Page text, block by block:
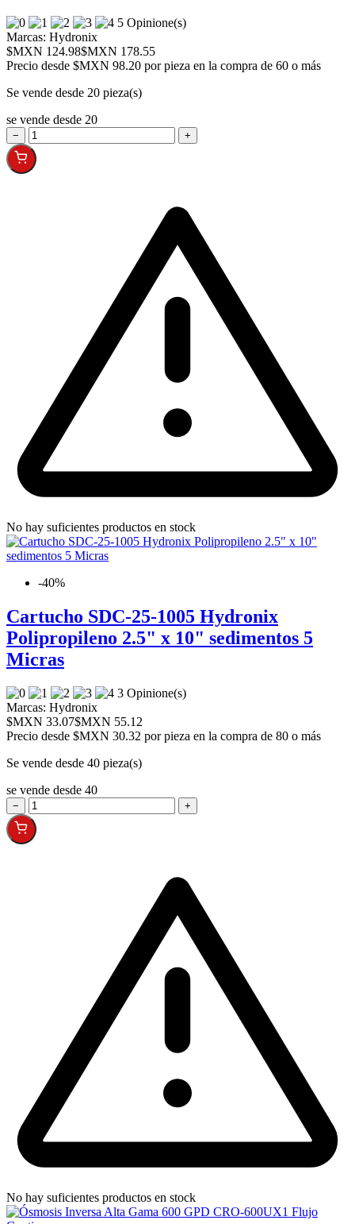
5 Opinione(s)
Marcas: Hydronix
$MXN 124.98$MXN 178.55
Precio desde $MXN 98.20 por pieza en la compra de 60 o más
Se vende desde 20 pieza(s)
se vende desde 20
− +
No hay suficientes productos en stock
-40%
Cartucho SDC-25-1005 Hydronix
Polipropileno 2.5" x 10" sedimentos 5
Micras
3 Opinione(s)
Marcas: Hydronix
$MXN 33.07$MXN 55.12
Precio desde $MXN 30.32 por pieza en la compra de 80 o más
Se vende desde 40 pieza(s)
se vende desde 40
− +
No hay suficientes productos en stock